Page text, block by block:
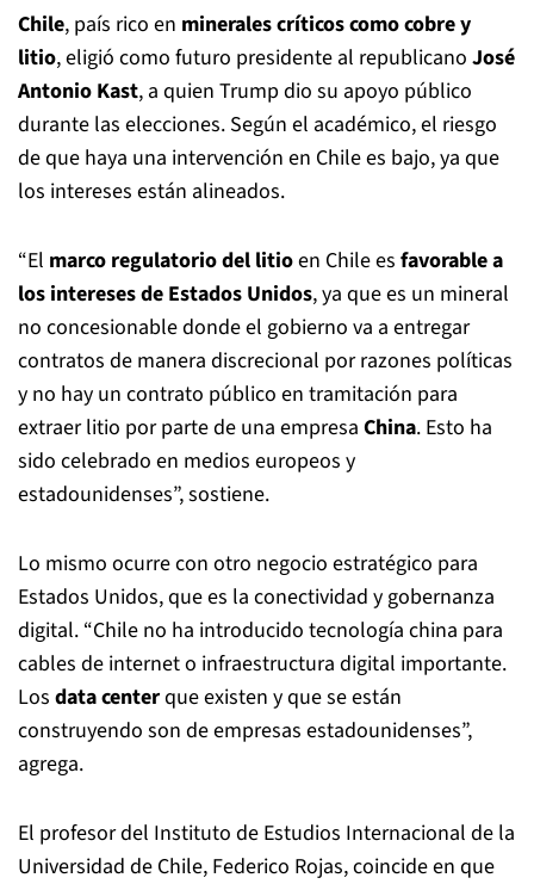
Chile, país rico en minerales críticos como cobre y
litio, eligió como futuro presidente al republicano José
Antonio Kast, a quien Trump dio su apoyo público
durante las elecciones. Según el académico, el riesgo
de que haya una intervención en Chile es bajo, ya que
los intereses están alineados.
“El marco regulatorio del litioen Chile es favorable a
los intereses de Estados Unidos, ya que es un mineral
no concesionable donde el gobierno va a entregar
contratos de manera discrecional por razones políticas
y no hay un contrato público en tramitación para
extraer litio por parte de una empresa China. Esto ha
sido celebrado en medios europeos y
estadounidenses”, sostiene.
Lo mismo ocurre con otro negocio estratégico para
Estados Unidos, que es la conectividad y gobernanza
digital. “Chile no ha introducido tecnología china para
cables de internet o infraestructura digital importante.
Los data centerque existen y que se están
construyendo son de empresas estadounidenses”,
agrega.
El profesor del Instituto de Estudios Internacional de la
Universidad de Chile, Federico Rojas, coincide en que